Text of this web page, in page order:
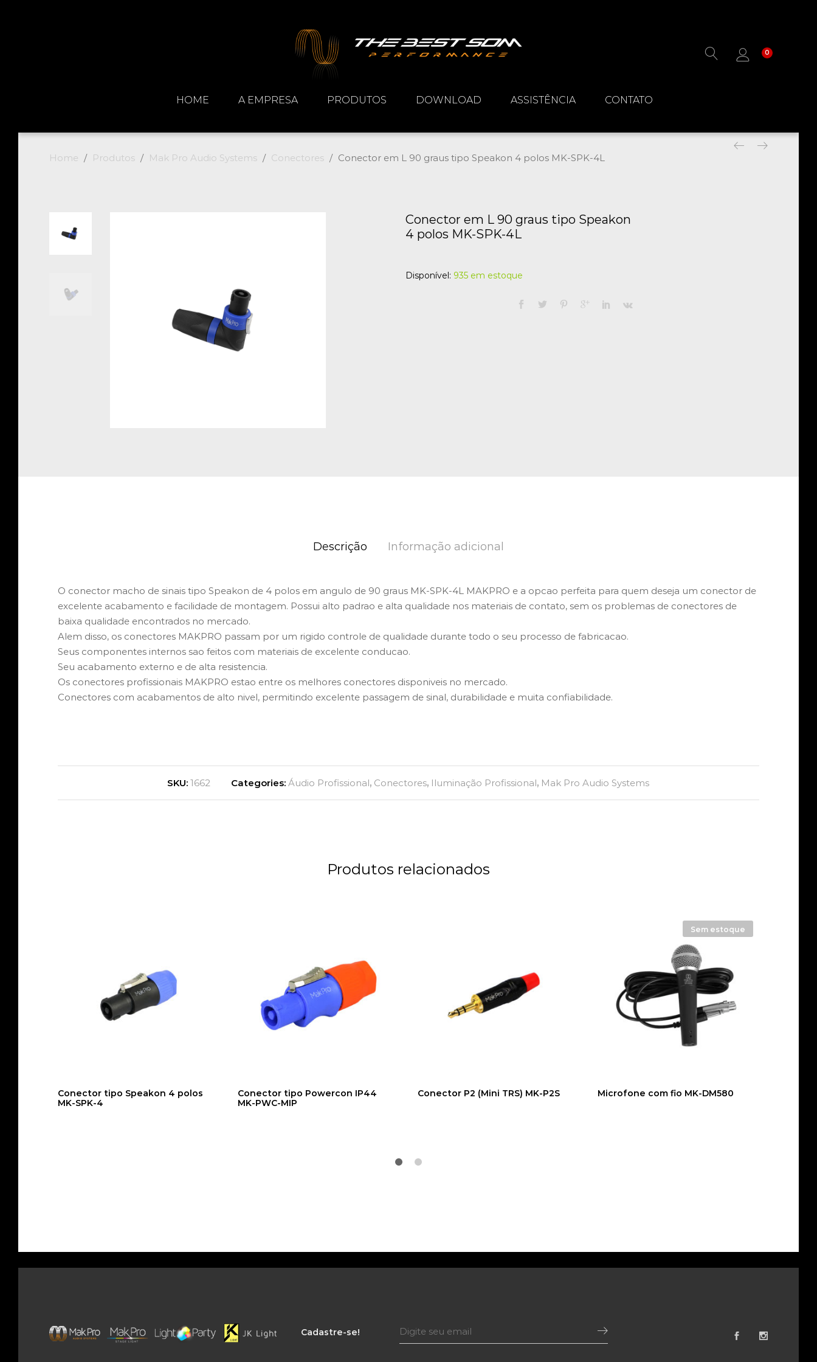
0
HOME A EMPRESA PRODUTOS DOWNLOAD ASSISTÊNCIA CONTATO
Home Produtos Mak Pro Audio Systems Conectores Conector em L 90 graus tipo Speakon 4 polos MK-SPK-4L
Conector em L 90 graus tipo Speakon
4 polos MK-SPK-4L
Disponível: 935 em estoque
Descrição Informação adicional
O conector macho de sinais tipo Speakon de 4 polos em angulo de 90 graus MK-SPK-4L MAKPRO e a opcao perfeita para quem deseja um conector de
excelente acabamento e facilidade de montagem. Possui alto padrao e alta qualidade nos materiais de contato, sem os problemas de conectores de
baixa qualidade encontrados no mercado.
Alem disso, os conectores MAKPRO passam por um rigido controle de qualidade durante todo o seu processo de fabricacao.
Seus componentes internos sao feitos com materiais de excelente conducao.
Seu acabamento externo e de alta resistencia.
Os conectores profissionais MAKPRO estao entre os melhores conectores disponiveis no mercado.
Conectores com acabamentos de alto nivel, permitindo excelente passagem de sinal, durabilidade e muita confiabilidade.
SKU: 1662 Categories:Áudio Profissional, Conectores, Iluminação Profissional, Mak Pro Audio Systems
Produtos relacionados
Conector tipo Speakon 4 polos
MK-SPK-4
Conector tipo Powercon IP44
MK-PWC-MIP
Conector P2 (Mini TRS) MK-P2S
Sem estoque
Microfone com fio MK-DM580
Cadastre-se!